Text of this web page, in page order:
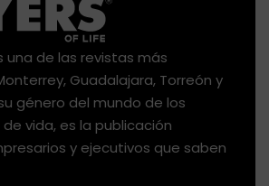
una de las revistas más
Guadalajara, Torreón y
género del mundo de los
vida, es la publicación
y ejecutivos que saben